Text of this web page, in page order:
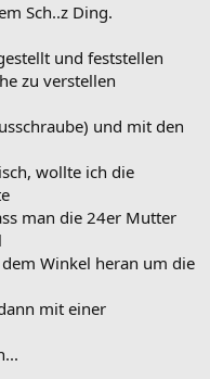
Sch..z Ding.
und feststellen
zu verstellen
und mit den
wollte ich die
man die 24er Mutter
Winkel heran um die
mit einer